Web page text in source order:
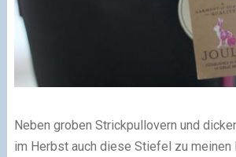
Neben groben Strickpullovern und
im Herbst auch diese Stiefel zu meinen